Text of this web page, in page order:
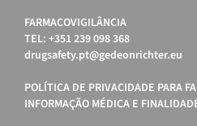
FARMACOVIGILÂNCIA
TEL: +351 239 098 368
drugsafety.pt@gedeonrichter.eu
POLÍTICA DE PRIVACIDADE PARA
INFORMAÇÃO MÉDICA E